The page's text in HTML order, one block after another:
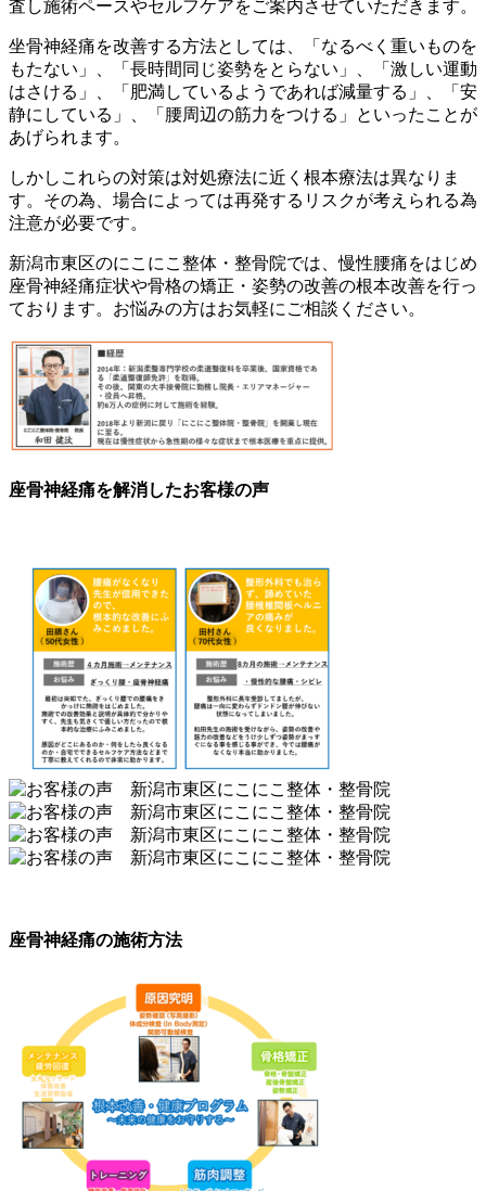
査し施術ペースやセルフケアをご案内させていただきます。
坐骨神経痛を改善する方法としては、「なるべく重いものを
もたない」、「長時間同じ姿勢をとらない」、「激しい運動
はさける」、「肥満しているようであれば減量する」、「安
静にしている」、「腰周辺の筋力をつける」といったことが
あげられます。
しかしこれらの対策は対処療法に近く根本療法は異なりま
す。その為、場合によっては再発するリスクが考えられる為
注意が必要です。
新潟市東区のにこにこ整体・整骨院では、慢性腰痛をはじめ
座骨神経痛症状や骨格の矯正・姿勢の改善の根本改善を行っ
ております。お悩みの方はお気軽にご相談ください。
座骨神経痛を解消したお客様の声
座骨神経痛の施術方法